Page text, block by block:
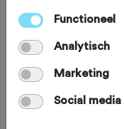
gemeente
fiets- en
zoeven: de
Smitbrug. De
Functioneel
Analytisch
Marketing
Social media